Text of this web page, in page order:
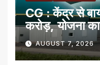
CG : केंद्र से
करोड़, योजना
पहला राज्य
AUGUST 7, 2026